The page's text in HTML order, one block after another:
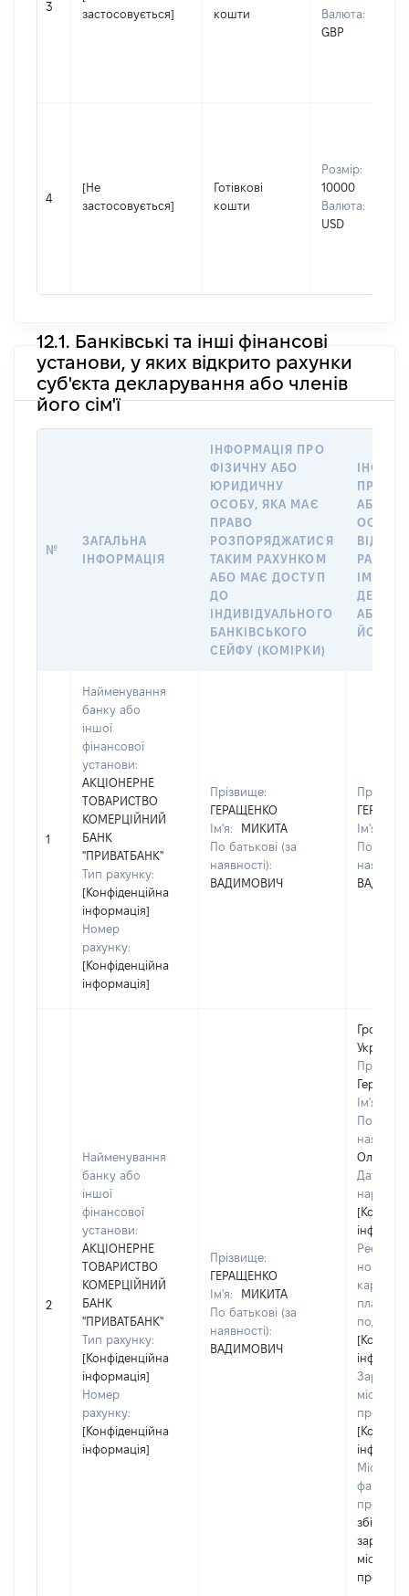
3
застосовується]
кошти
Валюта:
GBP
4
[Не
застосовується]
Готівкові
кошти
Розмір:
10000
Валюта:
USD
12.1. Банківські та інші фінансові
установи, у яких відкрито рахунки
суб'єкта декларування або членів
його сім'ї
№
ЗАГАЛЬНА
ІНФОРМАЦІЯ
ІНФОРМАЦІЯ ПРО
ФІЗИЧНУ АБО
ЮРИДИЧНУ
ОСОБУ, ЯКА МАЄ
ПРАВО
РОЗПОРЯДЖАТИСЯ
ТАКИМ РАХУНКОМ
АБО МАЄ ДОСТУП
ДО
ІНДИВІДУАЛЬНОГО
БАНКІВСЬКОГО
СЕЙФУ (КОМІРКИ)
ПРО
АБО
ОСОБУ,
ІМ’Я
АБО
ЙОГО
1
Найменування
банку або
іншої
фінансової
установи:
АКЦІОНЕРНЕ
ТОВАРИСТВО
КОМЕРЦІЙНИЙ
БАНК
"ПРИВАТБАНК"
Тип рахунку:
[Конфіденційна
інформація]
Номер
рахунку:
[Конфіденційна
інформація]
Прізвище:
ГЕРАЩЕНКО
Ім'я:
МИКИТА
По батькові (за
наявності):
ВАДИМОВИЧ
Ім'я:
По
2
Найменування
банку або
іншої
фінансової
установи:
АКЦІОНЕРНЕ
ТОВАРИСТВО
КОМЕРЦІЙНИЙ
БАНК
"ПРИВАТБАНК"
Тип рахунку:
[Конфіденційна
інформація]
Номер
рахунку:
[Конфіденційна
інформація]
Прізвище:
ГЕРАЩЕНКО
Ім'я:
МИКИТА
По батькові (за
наявності):
ВАДИМОВИЧ
України
Ім'я:
По
Дата
номер
картки
платника
податків:
місце
Місце
місцем